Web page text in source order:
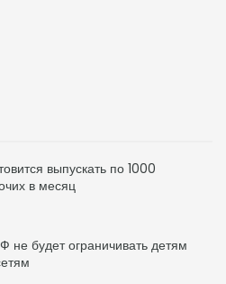
выпускать по 1000
в месяц
будет ограничивать детям